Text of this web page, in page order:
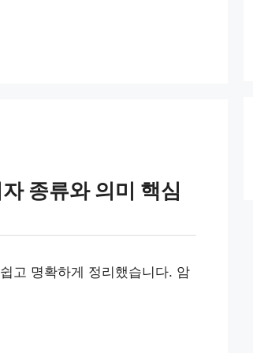
종류와 의미 핵심
고 명확하게 정리했습니다. 암